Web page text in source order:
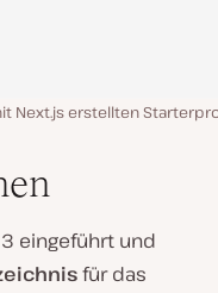
Next.js erstellten
eingeführt und
für das